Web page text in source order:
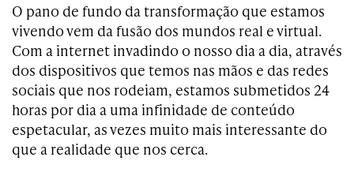
O pano de fundo da transformação que estamos
vivendo vem da fusão dos mundos real e virtual.
Com a internet invadindo o nosso dia a dia, através
dos dispositivos que temos nas mãos e das redes
sociais que nos rodeiam, estamos submetidos 24
horas por dia a uma infinidade de conteúdo
espetacular, as vezes muito mais interessante do
que a realidade que nos cerca.